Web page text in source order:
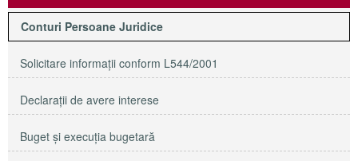
Conturi Persoane Juridice
Solicitare informaţii conform L544/2001
Declaraţii de avere interese
Buget şi execuţia bugetară